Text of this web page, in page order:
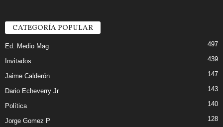
CATEGORÍA POPULAR
Ed. Medio Mag 497
Invitados 439
Jaime Calderón 147
Dario Echeverry Jr 143
Política 140
Jorge Gomez P 128